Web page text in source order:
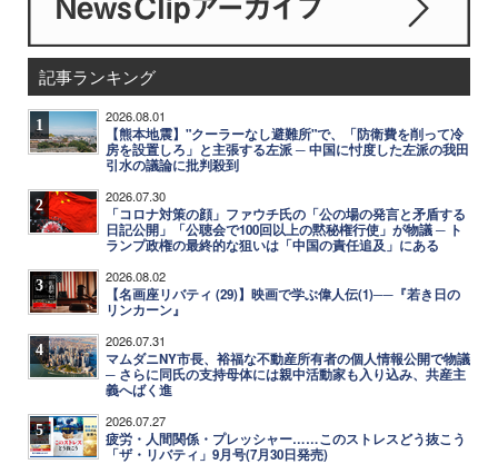
記事ランキング
1 2026.08.01
【熊本地震】"クーラーなし避難所"で、「防衛費を削って冷
房を設置しろ」と主張する左派 ─ 中国に忖度した左派の我田
引水の議論に批判殺到
2 2026.07.30
「コロナ対策の顔」ファウチ氏の「公の場の発言と矛盾する
日記公開」「公聴会で100回以上の黙秘権行使」が物議 ─ ト
ランプ政権の最終的な狙いは「中国の責任追及」にある
3 2026.08.02
【名画座リバティ (29)】映画で学ぶ偉人伝(1)──『若き日の
リンカーン』
4 2026.07.31
マムダニNY市長、裕福な不動産所有者の個人情報公開で物議
─ さらに同氏の支持母体には親中活動家も入り込み、共産主
義へばく進
5 2026.07.27
疲労・人間関係・プレッシャー……このストレスどう抜こう
「ザ・リバティ」9月号(7月30日発売)